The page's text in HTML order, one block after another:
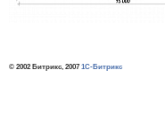
© 2002 Битрикс, 2007 1С-Битрикс